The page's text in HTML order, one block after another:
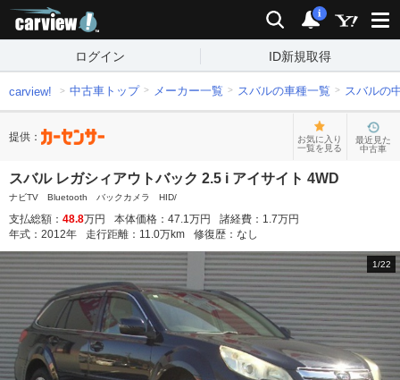
検索 通知
i
ログイン ID新規取得
carview! 中古車トップ メーカー一覧 スバルの車種一覧 スバルの
提供：
お気に入り
一覧を見る
最近見た
中古車
スバル レガシィアウトバック 2.5 i アイサイト 4WD
ナビTV Bluetooth バックカメラ HID/
支払総額： 48.8万円 本体価格： 47.1万円 諸経費： 1.7万円
年式： 2012年 走行距離： 11.0万km 修復歴： なし
1/22